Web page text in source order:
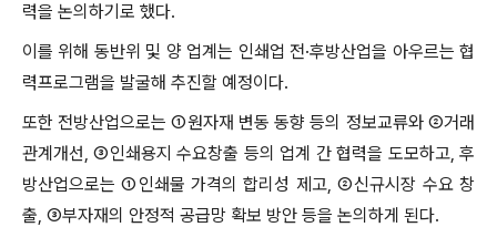
력을 논의하기로 했다.
이를 위해 동반위 및 양 업계는 인쇄업 전·후방산업을 아우르는 협
력프로그램을 발굴해 추진할 예정이다.
또한 전방산업으로는 ①원자재 변동 동향 등의 정보교류와 ②거래
관계개선, ③인쇄용지 수요창출 등의 업계 간 협력을 도모하고, 후
방산업으로는 ①인쇄물 가격의 합리성 제고, ②신규시장 수요 창
출, ③부자재의 안정적 공급망 확보 방안 등을 논의하게 된다.